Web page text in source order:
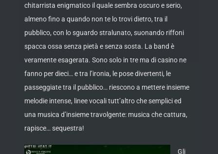
chitarrista enigmatico il quale sembra oscuro e serio,
almeno fino a quando non te lo trovi dietro, tra il
pubblico, con lo sguardo stralunato, suonando riffoni
spacca ossa senza pietà e senza sosta. La band è
veramente esagerata. Sono solo in tre ma di casino ne
fanno per dieci… e tra l’ironia, le pose divertenti, le
passeggiate tra il pubblico… riescono a mettere insieme
melodie intense, linee vocali tutt’altro che semplici ed
una musica d’insieme travolgente: musica che cattura,
rapisce… sequestra!
Gli